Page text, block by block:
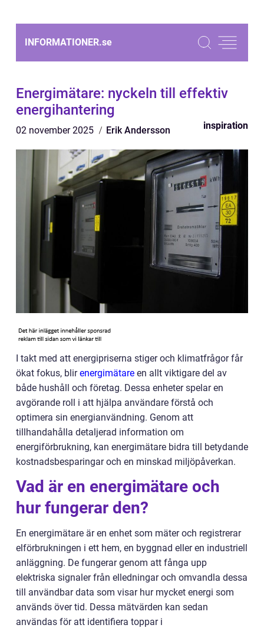
INFORMATIONER.se
Energimätare: nyckeln till effektiv
energihantering
02 november 2025 Erik Andersson inspiration
I takt med att energipriserna stiger och klimatfrågor får
ökat fokus, blirenergimätare en allt viktigare del av
både hushåll och företag. Dessa enheter spelar en
avgörande roll i att hjälpa användare förstå och
optimera sin energianvändning. Genom att
tillhandahålla detaljerad information om
energiförbrukning, kan energimätare bidra till betydande
kostnadsbesparingar och en minskad miljöpåverkan.
Vad är en energimätare och
hur fungerar den?
En energimätare är en enhet som mäter och registrerar
elförbrukningen i ett hem, en byggnad eller en industriell
anläggning. De fungerar genom att fånga upp
elektriska signaler från elledningar och omvandla dessa
till användbar data som visar hur mycket energi som
används över tid. Dessa mätvärden kan sedan
användas för att identifiera toppar i